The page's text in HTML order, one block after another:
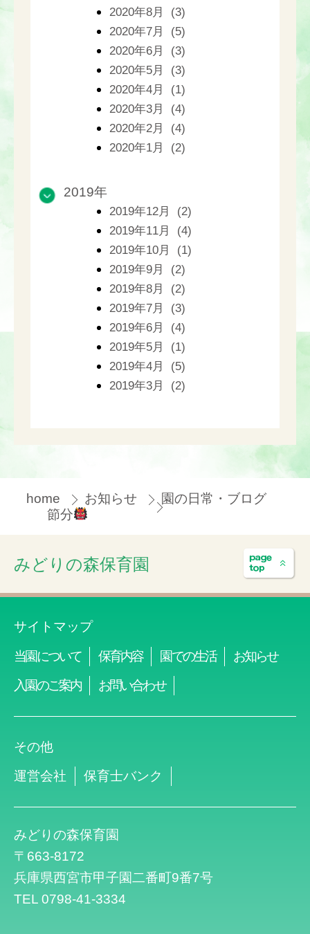
2020年8月 (3)
2020年7月 (5)
2020年6月 (3)
2020年5月 (3)
2020年4月 (1)
2020年3月 (4)
2020年2月 (4)
2020年1月 (2)
2019年
2019年12月 (2)
2019年11月 (4)
2019年10月 (1)
2019年9月 (2)
2019年8月 (2)
2019年7月 (3)
2019年6月 (4)
2019年5月 (1)
2019年4月 (5)
2019年3月 (2)
home お知らせ
園の日常・ブログ
節分
みどりの森保育園
サイトマップ
当園について 保育内容 園での生活 お知らせ
入園のご案内 お問い合わせ
みどりの森保育園
〒663-8172
兵庫県西宮市甲子園二番町9番7号
TEL 0798-41-3334
その他
運営会社 保育士バンク